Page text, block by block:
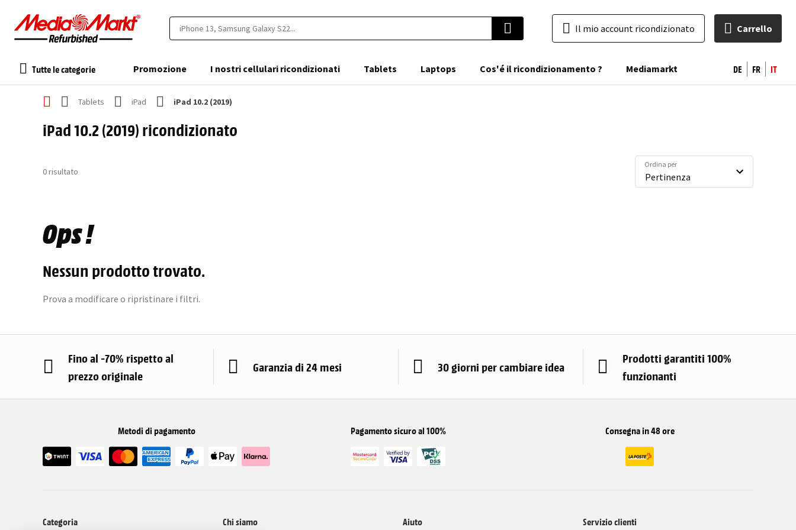
Il mio account ricondizionato Carrello
Tutte le categorie Promozione I nostri cellulari ricondizionati Tablets Laptops Cos'é il ricondizionamento ? Mediamarkt DE FR IT
Tablets iPad iPad 10.2 (2019)
iPad 10.2 (2019) ricondizionato
0risultato
Ordina per
Ops !
Nessun prodotto trovato.
Prova a modificare o ripristinare i filtri.
Fino al -70% rispetto al
prezzo originale
Garanzia di 24 mesi 30 giorni per cambiare idea
Prodotti garantiti 100%
funzionanti
Metodi di pagamento Pagamento sicuro al 100% Consegna in 48 ore
Categoria Chi siamo Aiuto Servizio clienti